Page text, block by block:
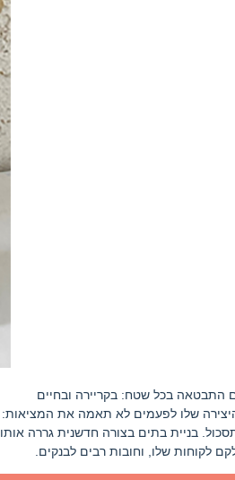
התבטאה בכל שטח: בקריירה ובחיים
שלו לפעמים לא תאמה את המציאות:
בניית בתים בצורה חדשנית גררה אותו
לקוחות שלו, וחובות רבים לבנקים.